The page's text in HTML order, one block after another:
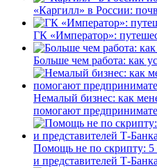
«Каргилл» в России:
ГК «Император»:
Больше чем работа: как
Немалый бизнес: как
помогают
Помощь не по скрипту: 5
и представителей Т-Банка